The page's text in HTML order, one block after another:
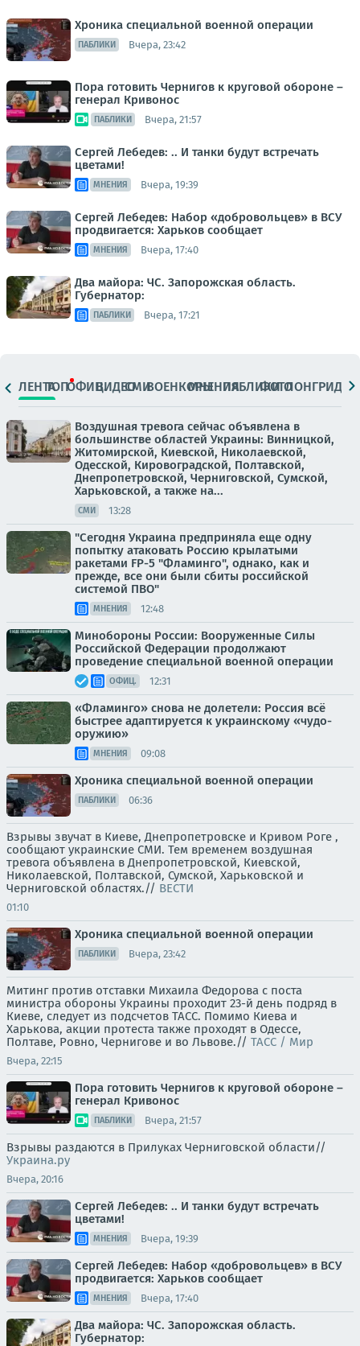
Хроника специальной военной операции
ПАБЛИКИ Вчера, 23:42
Пора готовить Чернигов к круговой обороне –
генерал Кривонос
ПАБЛИКИ Вчера, 21:57
Сергей Лебедев: .. И танки будут встречать
цветами!
МНЕНИЯ Вчера, 19:39
Сергей Лебедев: Набор «добровольцев» в ВСУ
продвигается: Харьков сообщает
МНЕНИЯ Вчера, 17:40
Два майора: ЧС. Запорожская область.
Губернатор:
ПАБЛИКИ Вчера, 17:21
ЛЕНТАТОПОФИЦ.ВИДЕОСМИВОЕНКОРЫМНЕНИЯПАБЛИКИ
ФОТОЛОНГРИДЫ
Воздушная тревога сейчас объявлена в
большинстве областей Украины: Винницкой,
Житомирской, Киевской, Николаевской,
Одесской, Кировоградской, Полтавской,
Днепропетровской, Черниговской, Сумской,
Харьковской, а также на...
СМИ 13:28
"Сегодня Украина предприняла еще одну
попытку атаковать Россию крылатыми
ракетами FP-5 "Фламинго", однако, как и
прежде, все они были сбиты российской
системой ПВО"
МНЕНИЯ 12:48
Минобороны России: Вооруженные Силы
Российской Федерации продолжают
проведение специальной военной операции
ОФИЦ. 12:31
«Фламинго» снова не долетели: Россия всё
быстрее адаптируется к украинскому «чудо-
оружию»
МНЕНИЯ 09:08
Хроника специальной военной операции
ПАБЛИКИ 06:36
Взрывы звучат в Киеве, Днепропетровске и Кривом Роге ,
сообщают украинские СМИ. Тем временем воздушная
тревога объявлена в Днепропетровской, Киевской,
Николаевской, Полтавской, Сумской, Харьковской и
Черниговской областях.// ВЕСТИ
01:10
Хроника специальной военной операции
ПАБЛИКИ Вчера, 23:42
Митинг против отставки Михаила Федорова с поста
министра обороны Украины проходит 23-й день подряд в
Киеве, следует из подсчетов ТАСС. Помимо Киева и
Харькова, акции протеста также проходят в Одессе,
Полтаве, Ровно, Чернигове и во Львове.// ТАСС / Мир
Вчера, 22:15
Пора готовить Чернигов к круговой обороне –
генерал Кривонос
ПАБЛИКИ Вчера, 21:57
Взрывы раздаются в Прилуках Черниговской области//
Украина.ру
Вчера, 20:16
Сергей Лебедев: .. И танки будут встречать
цветами!
МНЕНИЯ Вчера, 19:39
Сергей Лебедев: Набор «добровольцев» в ВСУ
продвигается: Харьков сообщает
МНЕНИЯ Вчера, 17:40
Два майора: ЧС. Запорожская область.
Губернатор: